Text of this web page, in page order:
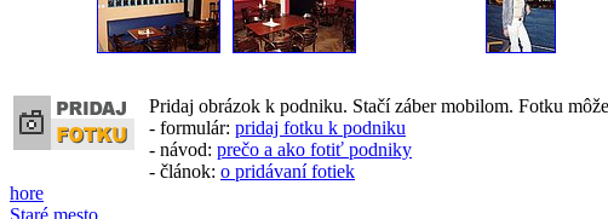
Pridaj obrázok k podniku. Stačí záber mobilom. Fotku
- formulár: pridaj fotku k podniku
- návod: prečo a ako fotiť podniky
- článok: o pridávaní fotiek
hore
Staré mesto